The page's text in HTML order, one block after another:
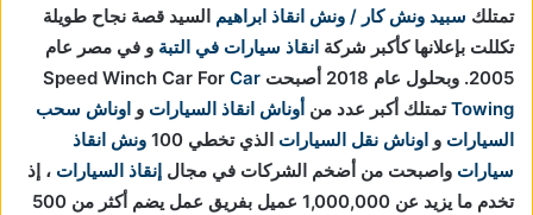
تمتلك سبيد ونش كار / ونش انقاذ ابراهيم السيد قصة نجاح طويلة
تكللت بإعلانها كأكبر شركة انقاذ سيارات في التبة و في مصر عام
2005. وبحلول عام 2018 أصبحت Speed Winch Car For
Car
Towingتمتلك أكبر عدد من أوناش انقاذ السيارات و اوناش سحب
السيارات و اوناش نقل السيارات الذي تخطي 100
ونش انقاذ
سيارات واصبحت من أضخم الشركات في مجال إنقاذ السيارات ، إذ
تخدم ما يزيد عن 1,000,000 عميل بفريق عمل يضم أكثر من 500